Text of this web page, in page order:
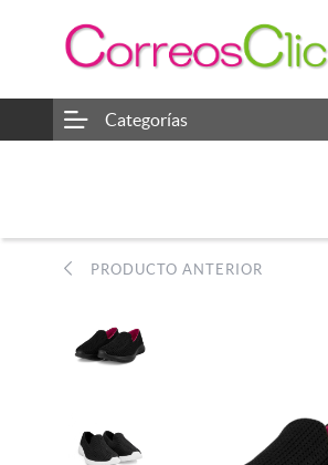
Categorías
PRODUCTO ANTERIOR